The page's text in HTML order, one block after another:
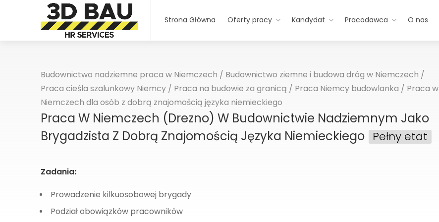
Strona Główna Oferty pracy Kandydat Pracodawca O nas
Budownictwo nadziemne praca w Niemczech / Budownictwo ziemne i budowa dróg w Niemczech /
Praca cieśla szalunkowy Niemcy / Praca na budowie za granicą / Praca Niemcy budowlanka / Praca w
Niemczech dla osób z dobrą znajomością języka niemieckiego
Praca W Niemczech (Drezno) W Budownictwie Nadziemnym Jako
Brygadzista Z Dobrą Znajomością Języka Niemieckiego Pełny etat
Zadania:
Prowadzenie kilkuosobowej brygady
Podział obowiązków pracowników